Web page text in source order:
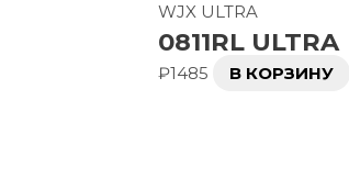
WJX ULTRA
0811RL ULTRA
₽1485 В КОРЗИНУ